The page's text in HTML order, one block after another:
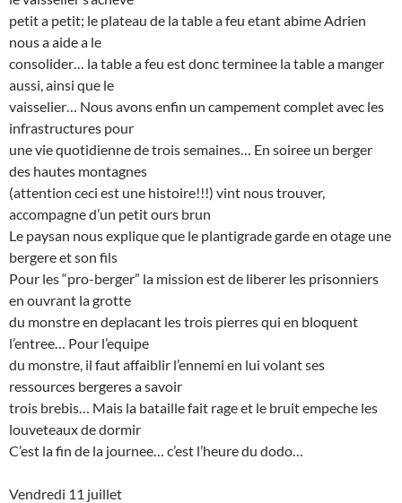
petit a petit; le plateau de la table a feu etant abime Adrien
nous a aide a le
consolider… la table a feu est donc terminee la table a manger
aussi, ainsi que le
vaisselier… Nous avons enfin un campement complet avec les
infrastructures pour
une vie quotidienne de trois semaines… En soiree un berger
des hautes montagnes
(attention ceci est une histoire!!!) vint nous trouver,
accompagne d’un petit ours brun
Le paysan nous explique que le plantigrade garde en otage une
bergere et son fils
Pour les “pro-berger” la mission est de liberer les prisonniers
en ouvrant la grotte
du monstre en deplacant les trois pierres qui en bloquent
l’entree… Pour l’equipe
du monstre, il faut affaiblir l’ennemi en lui volant ses
ressources bergeres a savoir
trois brebis… Mais la bataille fait rage et le bruit empeche les
louveteaux de dormir
C’est la fin de la journee… c’est l’heure du dodo…
Vendredi 11 juillet